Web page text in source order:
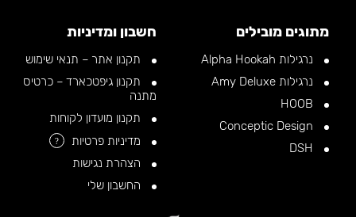
מתוגים מובילים
נרגילות Alpha Hookah
נרגילות Amy Deluxe
חשבון ומדיניות
תקנון אתר – תנאי שימוש
תקנון גיפטכארד – כרטיס
מתנה
תקנון מועדון לקוחות
מדיניות פרטיות
?
הצהרת נגישות
החשבון שלי